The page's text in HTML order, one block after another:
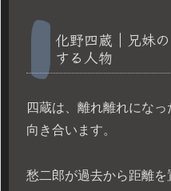
化野四蔵｜兄妹
する人物
四蔵は、離れ離れにな
向き合います。
愁二郎が過去から距離